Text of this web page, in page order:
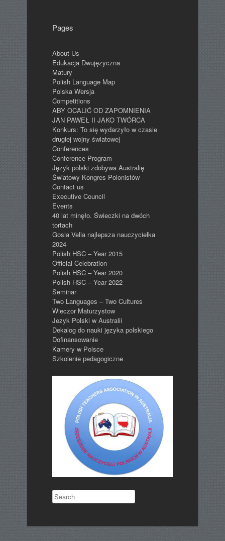
Pages
About Us
Edukacja Dwujęzyczna
Matury
Polish Language Map
Polska Wersja
Competitions
ABY OCALIĆ OD ZAPOMNIENIA
JAN PAWEŁ II JAKO TWÓRCA
Konkurs: To się wydarzyło w czasie
drugiej wojny światowej
Conferences
Conference Program
Język polski zdobywa Australię
Światowy Kongres Polonistów
Contact us
Executive Council
Events
40 lat minęło. Świeczki na dwóch
tortach
Gosia Vella najlepsza nauczycielka
2024
Polish HSC – Year 2015
Official Celebration
Polish HSC – Year 2020
Polish HSC – Year 2022
Seminar
Two Languages – Two Cultures
Wieczor Maturzystow
Jezyk Polski w Australii
Dekalog do nauki języka polskiego
Dofinansowanie
Kamery w Polsce
Szkolenie pedagogiczne
Search